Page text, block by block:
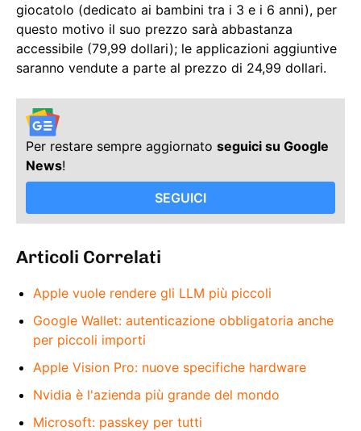
giocatolo (dedicato ai bambini tra i 3 e i 6 anni), per
questo motivo il suo prezzo sarà abbastanza
accessibile (79,99 dollari); le applicazioni aggiuntive
saranno vendute a parte al prezzo di 24,99 dollari.
Per restare sempre aggiornato seguici su Google
News!
SEGUICI
Articoli Correlati
Apple vuole rendere gli LLM più piccoli
Google Wallet: autenticazione obbligatoria anche
per piccoli importi
Apple Vision Pro: nuove specifiche hardware
Nvidia è l'azienda più grande del mondo
Microsoft: passkey per tutti